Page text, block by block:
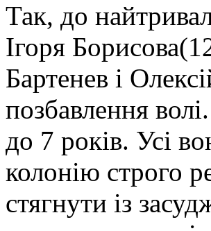
Так, до
Ігоря
Бартенев і
позбавлення
до 7 років. Усі
колонію строго
стягнути із